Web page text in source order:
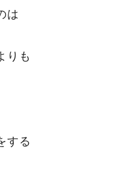
は
りも
する